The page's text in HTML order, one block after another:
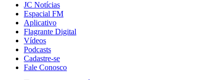
JC Notícias
Espacial FM
Aplicativo
Flagrante Digital
Vídeos
Podcasts
Cadastre-se
Fale Conosco